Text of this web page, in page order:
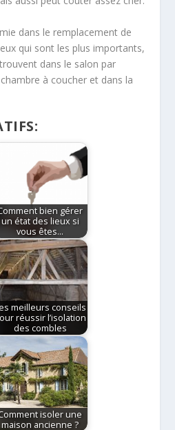
dans le remplacement de
qui sont les plus importants,
dans le salon par
à coucher et dans la
bien gérer
un état des lieux si
vous êtes…
meilleurs conseils
réussir l’isolation
des combles
isoler une
maison ancienne ?